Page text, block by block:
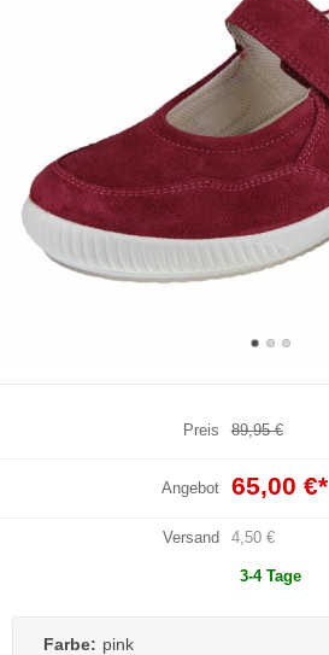
Preis 89,95 €
Angebot 65,00 €*
Versand 4,50 €
3-4 Tage
Farbe: pink